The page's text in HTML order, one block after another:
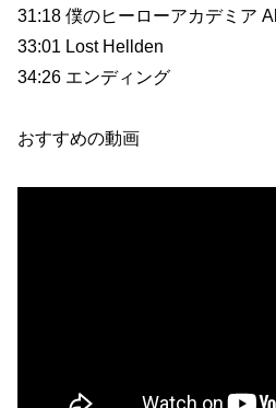
31:18 僕のヒーローアカデミア
33:01 Lost Hellden
34:26 エンディング
おすすめの動画